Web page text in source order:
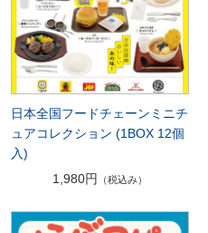
日本全国フードチェーンミニチ
ュアコレクション (1BOX 12個
入)
1,980円
（税込み）